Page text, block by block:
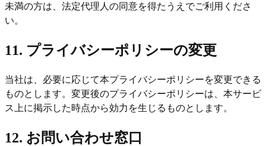
未満の方は、法定代理人の同意を得たうえでご利用くださ
い。
11. プライバシーポリシーの変更
当社は、必要に応じて本プライバシーポリシーを変更できる
ものとします。変更後のプライバシーポリシーは、本サービ
ス上に掲示した時点から効力を生じるものとします。
12. お問い合わせ窓口